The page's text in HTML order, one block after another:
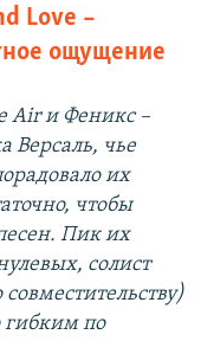
Love –
ощущение
Air и Феникс –
Версаль, чье
их
чтобы
Пик их
солист
гибким по